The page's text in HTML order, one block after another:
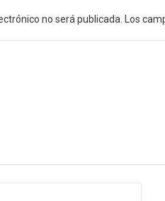
no será publicada. Los